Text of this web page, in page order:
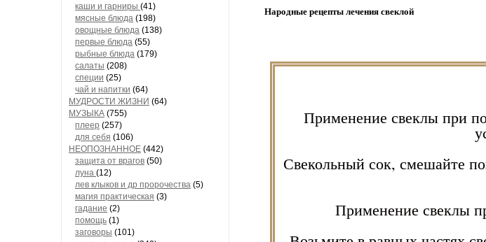
каши и гарниры (41)
мясные блюда (198)
овощные блюда (138)
первые блюда (55)
рыбные блюда (179)
салаты (208)
специи (25)
чай и напитки (64)
МУДРОСТИ ЖИЗНИ (64)
МУЗЫКА (755)
плеер (257)
для себя (106)
НЕОПОЗНАННОЕ (442)
защита от врагов (50)
луна (12)
лев клыков и др пророчества (5)
магия практическая (3)
гадание (2)
помощь (1)
заговоры (101)
Народные рецепты лечения свеклой
Применение свеклы при
Свекольный сок, смешайте
Применение свеклы